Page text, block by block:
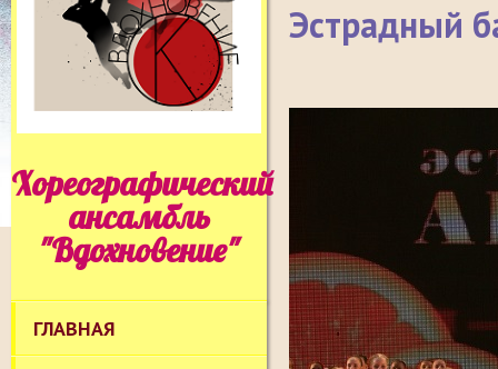
Хореографический
ансамбль
"Вдохновение"
ГЛАВНАЯ
Эстрадный